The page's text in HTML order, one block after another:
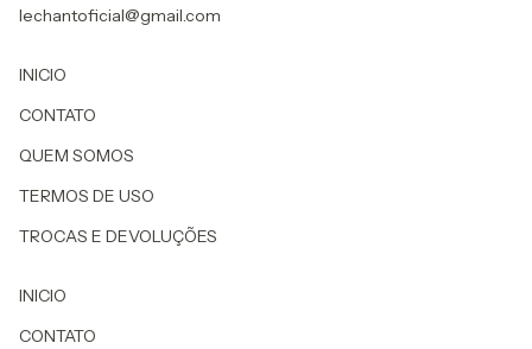
lechantoficial@gmail.com
INICIO
CONTATO
QUEM SOMOS
TERMOS DE USO
TROCAS E DEVOLUÇÕES
INICIO
CONTATO